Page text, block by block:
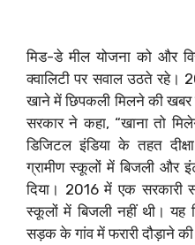
मिड-डे मील योजना को और
क्वालिटी पर सवाल उठते
खाने में छिपकली मिलने की खबर
सरकार ने कहा, “खाना तो
डिजिटल इंडिया के तहत
ग्रामीण स्कूलों में बिजली और
दिया। 2016 में एक सरकारी
स्कूलों में बिजली नहीं थी। यह
सड़क के गांव में फरारी दौड़ाने की